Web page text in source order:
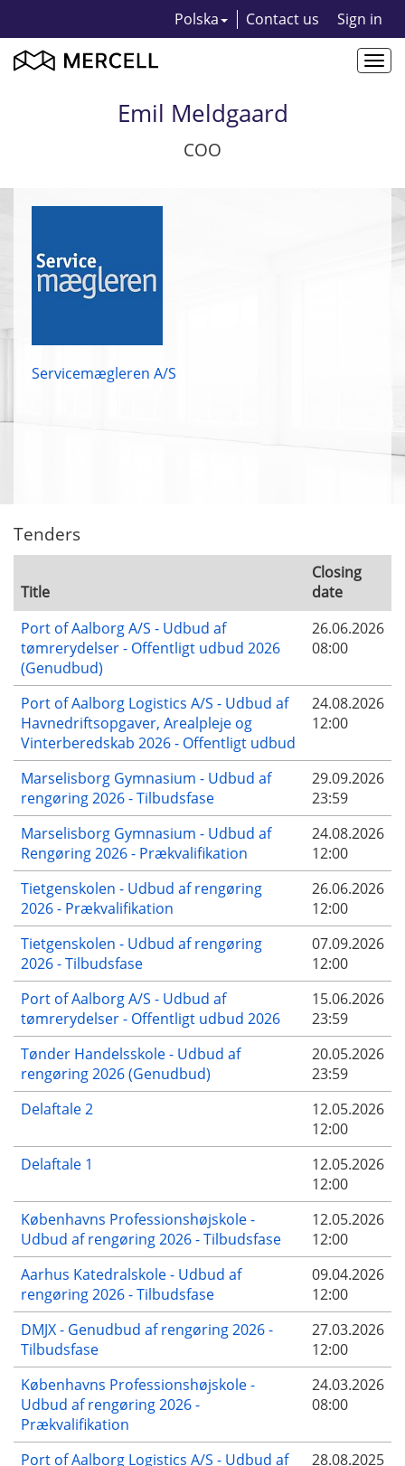
Polska Contact us Sign in
Emil Meldgaard
COO
Servicemægleren A/S
Tenders
Title
Closing
date
Port of Aalborg A/S - Udbud af
tømrerydelser - Offentligt udbud 2026
(Genudbud)
26.06.2026
08:00
Port of Aalborg Logistics A/S - Udbud af
Havnedriftsopgaver, Arealpleje og
Vinterberedskab 2026 - Offentligt udbud
24.08.2026
12:00
Marselisborg Gymnasium - Udbud af
rengøring 2026 - Tilbudsfase
29.09.2026
23:59
Marselisborg Gymnasium - Udbud af
Rengøring 2026 - Prækvalifikation
24.08.2026
12:00
Tietgenskolen - Udbud af rengøring
2026 - Prækvalifikation
26.06.2026
12:00
Tietgenskolen - Udbud af rengøring
2026 - Tilbudsfase
07.09.2026
12:00
Port of Aalborg A/S - Udbud af
tømrerydelser - Offentligt udbud 2026
15.06.2026
23:59
Tønder Handelsskole - Udbud af
rengøring 2026 (Genudbud)
20.05.2026
23:59
Delaftale 2
12.05.2026
12:00
Delaftale 1
12.05.2026
12:00
Københavns Professionshøjskole -
Udbud af rengøring 2026 - Tilbudsfase
12.05.2026
12:00
Aarhus Katedralskole - Udbud af
rengøring 2026 - Tilbudsfase
09.04.2026
12:00
DMJX - Genudbud af rengøring 2026 -
Tilbudsfase
27.03.2026
12:00
Københavns Professionshøjskole -
Udbud af rengøring 2026 -
Prækvalifikation
24.03.2026
08:00
Port of Aalborg Logistics A/S - Udbud af
28.08.2025